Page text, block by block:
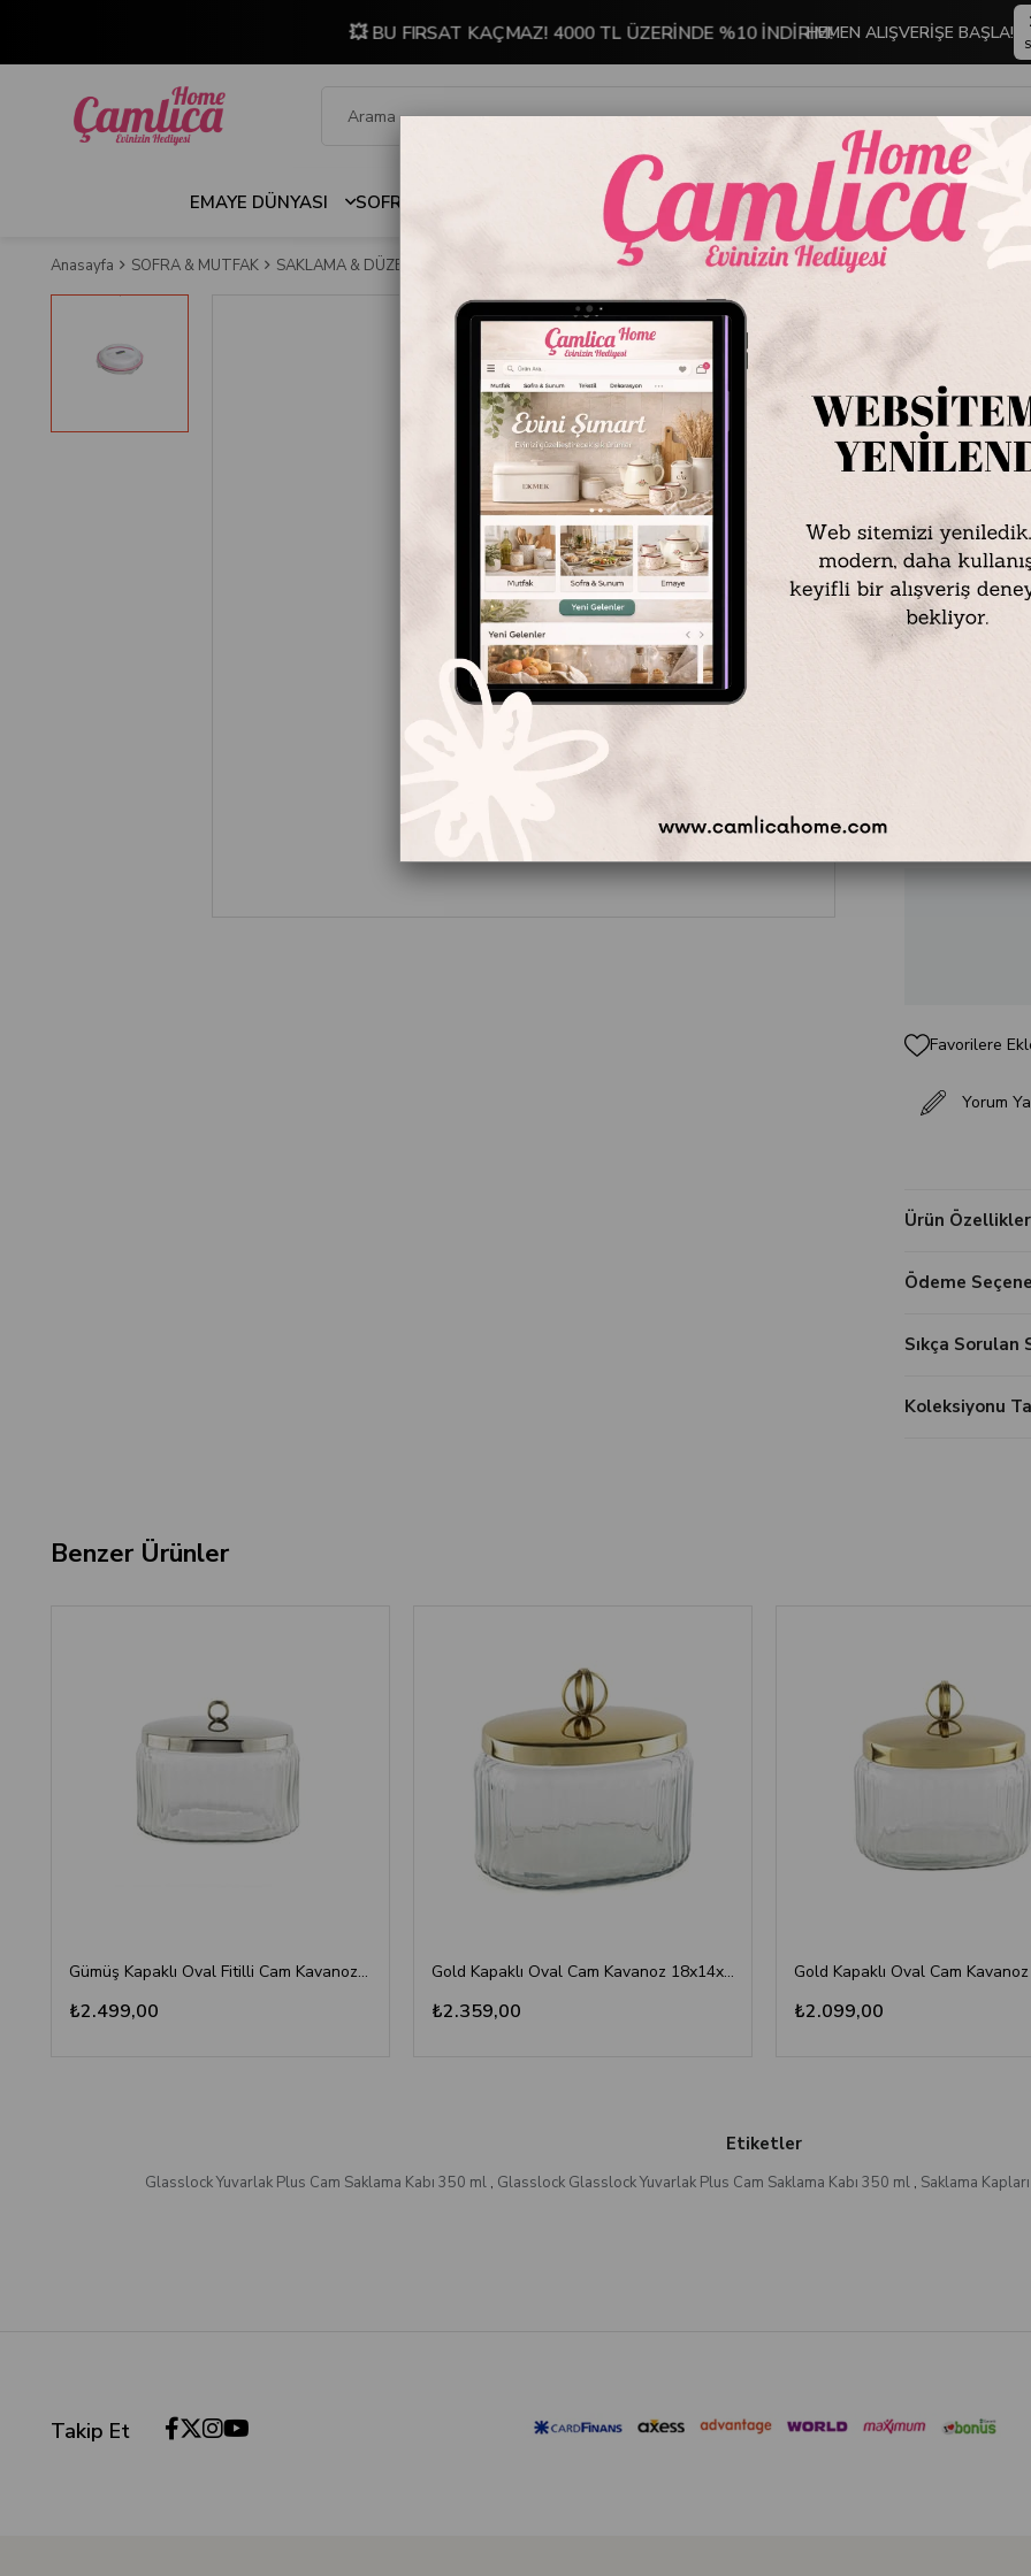
💥 BU FIRSAT KAÇMAZ! 4000 TL ÜZERİNDE %10 İNDİRİM!HEMEN ALIŞVERİŞE BAŞLA!
EMAYE DÜNYASI SOFRA & MUTFAK İNDİRİMLİ ÜRÜNLER DEKORASYON TABLO KOLEKSİYONU
Anasayfa SOFRA & MUTFAK SAKLAMA & DÜZENLEME Glasslock Yuvarlak Plus Cam Saklama Kabı 350 ml
Stok Kodu
D-
Marka Glasslock
Glasslock
Malzeme : Cam /
Ölçü : Ø 16,7 cm
Ağırlık : 410 gr
Favorilere
Yorum
Ürün
Ödeme
Sıkça Sorulan
Koleksiyonu
Benzer Ürünler
Gümüş Kapaklı Oval Fitilli Cam Kavanoz 19x13x16 cm - Dekoratif Metal Kulplu
₺2.499,00
Gold Kapaklı Oval Cam Kavanoz 18x14x16cm - Dekoratif Saklama Kutusu
₺2.359,00 ₺2.099,00
Etiketler
Glasslock Yuvarlak Plus Cam Saklama Kabı 350 ml , Glasslock Glasslock Yuvarlak Plus Cam Saklama Kabı 350 ml , Saklama
Takip Et